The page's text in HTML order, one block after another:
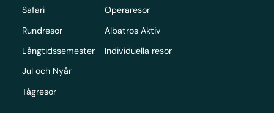
Safari
Rundresor
Långtidssemester
Jul och Nyår
Tågresor
Operaresor
Albatros Aktiv
Individuella resor